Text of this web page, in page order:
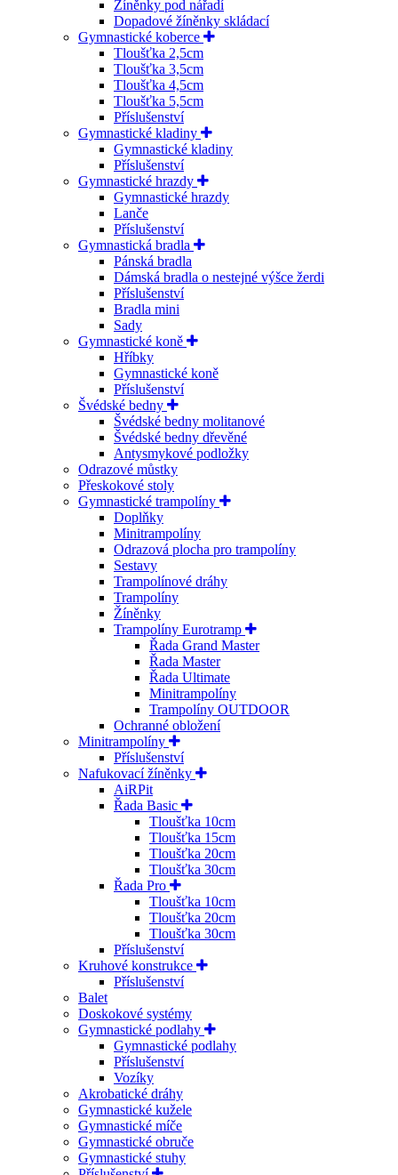
Žíněnky pod nářadí
Dopadové žíněnky skládací
Gymnastické koberce
Tloušťka 2,5cm
Tloušťka 3,5cm
Tloušťka 4,5cm
Tloušťka 5,5cm
Příslušenství
Gymnastické kladiny
Gymnastické kladiny
Příslušenství
Gymnastické hrazdy
Gymnastické hrazdy
Lanče
Příslušenství
Gymnastická bradla
Pánská bradla
Dámská bradla o nestejné výšce žerdi
Příslušenství
Bradla mini
Sady
Gymnastické koně
Hříbky
Gymnastické koně
Příslušenství
Švédské bedny
Švédské bedny molitanové
Švédské bedny dřevěné
Antysmykové podložky
Odrazové můstky
Přeskokové stoly
Gymnastické trampolíny
Doplňky
Minitrampolíny
Odrazová plocha pro trampolíny
Sestavy
Trampolínové dráhy
Trampolíny
Žíněnky
Trampolíny Eurotramp
Řada Grand Master
Řada Master
Řada Ultimate
Minitrampolíny
Trampolíny OUTDOOR
Ochranné obložení
Minitrampolíny
Příslušenství
Nafukovací žíněnky
AiRPit
Řada Basic
Tloušťka 10cm
Tloušťka 15cm
Tloušťka 20cm
Tloušťka 30cm
Řada Pro
Tloušťka 10cm
Tloušťka 20cm
Tloušťka 30cm
Příslušenství
Kruhové konstrukce
Příslušenství
Balet
Doskokové systémy
Gymnastické podlahy
Gymnastické podlahy
Příslušenství
Vozíky
Akrobatické dráhy
Gymnastické kužele
Gymnastické míče
Gymnastické obruče
Gymnastické stuhy